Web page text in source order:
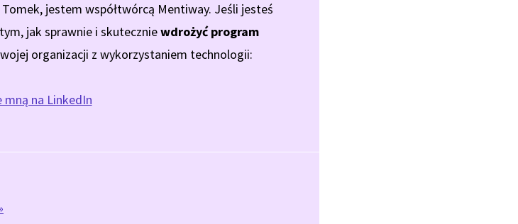
jestem współtwórcą Mentiway. Jeśli jesteś
jak sprawnie i skuteczniewdrożyć program
organizacji z wykorzystaniem technologii:
na LinkedIn